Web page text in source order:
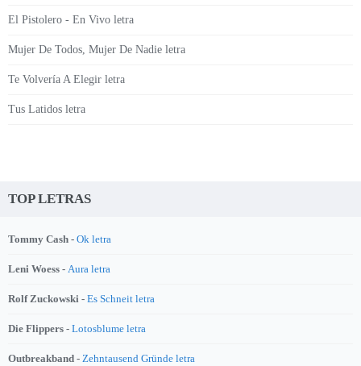
El Pistolero - En Vivo letra
Mujer De Todos, Mujer De Nadie letra
Te Volvería A Elegir letra
Tus Latidos letra
TOP LETRAS
Tommy Cash - Ok letra
Leni Woess - Aura letra
Rolf Zuckowski - Es Schneit letra
Die Flippers - Lotosblume letra
Outbreakband - Zehntausend Gründe letra